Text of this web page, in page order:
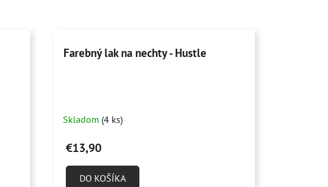
Farebný lak na nechty - Hustle
Skladom (4 ks)
€13,90
DO KOŠÍKA